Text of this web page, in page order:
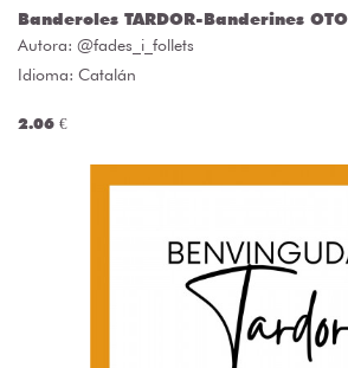
Banderoles TARDOR-Banderines
Autora: @fades_i_follets
Idioma: Catalán
2.06 €